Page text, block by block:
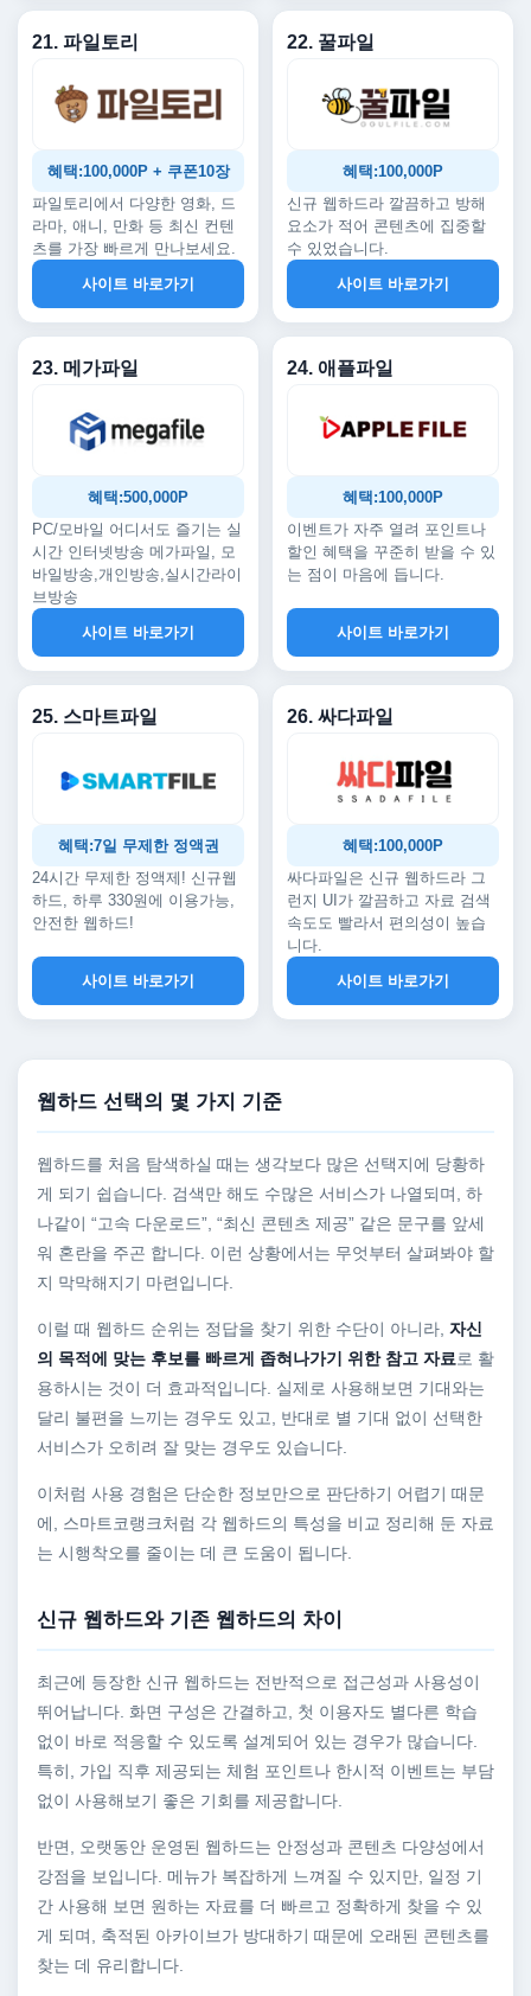
21. 파일토리
혜택:100,000P + 쿠폰10장
파일토리에서 다양한 영화, 드
라마, 애니, 만화 등 최신 컨텐
츠를 가장 빠르게 만나보세요.
사이트 바로가기
22. 꿀파일
혜택:100,000P
신규 웹하드라 깔끔하고 방해
요소가 적어 콘텐츠에 집중할
수 있었습니다.
사이트 바로가기
23. 메가파일
혜택:500,000P
PC/모바일 어디서도 즐기는 실
시간 인터넷방송 메가파일, 모
바일방송,개인방송,실시간라이
브방송
사이트 바로가기
24. 애플파일
혜택:100,000P
이벤트가 자주 열려 포인트나
할인 혜택을 꾸준히 받을 수 있
는 점이 마음에 듭니다.
사이트 바로가기
25. 스마트파일
혜택:7일 무제한 정액권
24시간 무제한 정액제! 신규웹
하드, 하루 330원에 이용가능,
안전한 웹하드!
사이트 바로가기
26. 싸다파일
혜택:100,000P
싸다파일은 신규 웹하드라 그
런지 UI가 깔끔하고 자료 검색
속도도 빨라서 편의성이 높습
니다.
사이트 바로가기
웹하드 선택의 몇 가지 기준
웹하드를 처음 탐색하실 때는 생각보다 많은 선택지에 당황하
게 되기 쉽습니다. 검색만 해도 수많은 서비스가 나열되며, 하
나같이 “고속 다운로드”, “최신 콘텐츠 제공” 같은 문구를 앞세
워 혼란을 주곤 합니다. 이런 상황에서는 무엇부터 살펴봐야 할
지 막막해지기 마련입니다.
이럴 때 웹하드 순위는 정답을 찾기 위한 수단이 아니라, 자신
의 목적에 맞는 후보를 빠르게 좁혀나가기 위한 참고 자료로 활
용하시는 것이 더 효과적입니다. 실제로 사용해보면 기대와는
달리 불편을 느끼는 경우도 있고, 반대로 별 기대 없이 선택한
서비스가 오히려 잘 맞는 경우도 있습니다.
이처럼 사용 경험은 단순한 정보만으로 판단하기 어렵기 때문
에, 스마트코랭크처럼 각 웹하드의 특성을 비교 정리해 둔 자료
는 시행착오를 줄이는 데 큰 도움이 됩니다.
신규 웹하드와 기존 웹하드의 차이
최근에 등장한 신규 웹하드는 전반적으로 접근성과 사용성이
뛰어납니다. 화면 구성은 간결하고, 첫 이용자도 별다른 학습
없이 바로 적응할 수 있도록 설계되어 있는 경우가 많습니다.
특히, 가입 직후 제공되는 체험 포인트나 한시적 이벤트는 부담
없이 사용해보기 좋은 기회를 제공합니다.
반면, 오랫동안 운영된 웹하드는 안정성과 콘텐츠 다양성에서
강점을 보입니다. 메뉴가 복잡하게 느껴질 수 있지만, 일정 기
간 사용해 보면 원하는 자료를 더 빠르고 정확하게 찾을 수 있
게 되며, 축적된 아카이브가 방대하기 때문에 오래된 콘텐츠를
찾는 데 유리합니다.